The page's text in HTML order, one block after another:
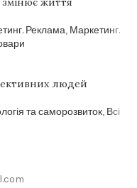
Реклама, Маркетинг.
людей
та саморозвиток, Всі